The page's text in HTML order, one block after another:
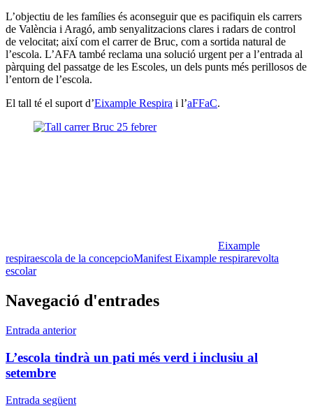
L’objectiu de les famílies és aconseguir que es pacifiquin els carrers
de València i Aragó, amb senyalitzacions clares i radars de control
de velocitat; així com el carrer de Bruc, com a sortida natural de
l’escola. L’AFA també reclama una solució urgent per a l’entrada al
pàrquing del passatge de les Escoles, un dels punts més perillosos de
l’entorn de l’escola.
El tall té el suport d’Eixample Respira i l’aFFaC.
Eixample
respiraescola de la concepcioManifest Eixample respirarevolta
escolar
Navegació d'entrades
Entrada anterior
L’escola tindrà un pati més verd i inclusiu al
setembre
Entrada següent